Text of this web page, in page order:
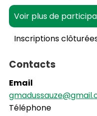
Voir plus de
Inscriptions
Contacts
Email
Téléphone